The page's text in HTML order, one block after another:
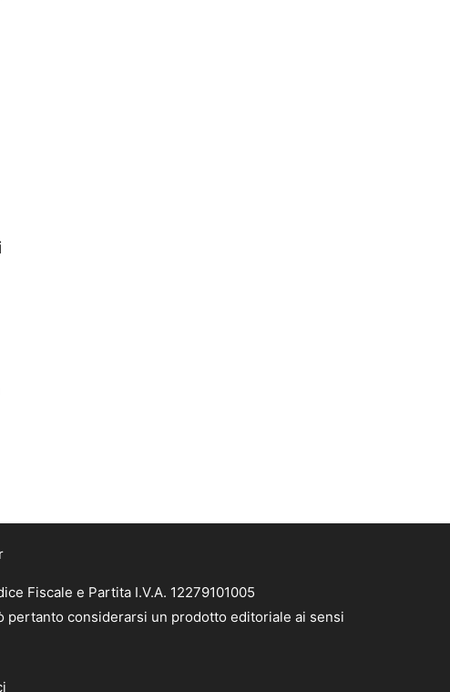
Fiscale e Partita I.V.A. 12279101005
pertanto considerarsi un prodotto editoriale ai sensi